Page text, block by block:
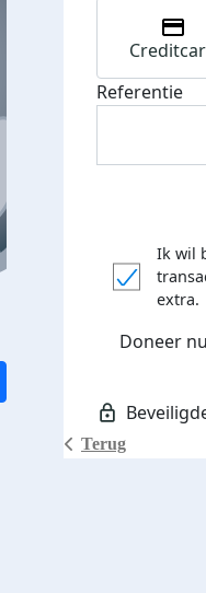
Terug
Referentie
Ik wil
extra.
Doneer nu